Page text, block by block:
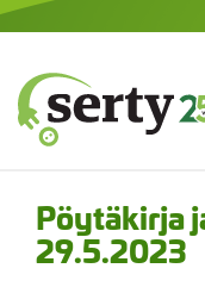
Siirry
sisältöön
Pöytäkirja
29.5.2023